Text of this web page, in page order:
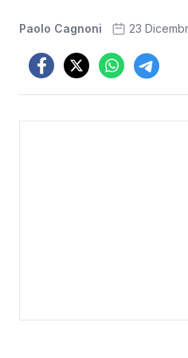
Paolo Cagnoni 23